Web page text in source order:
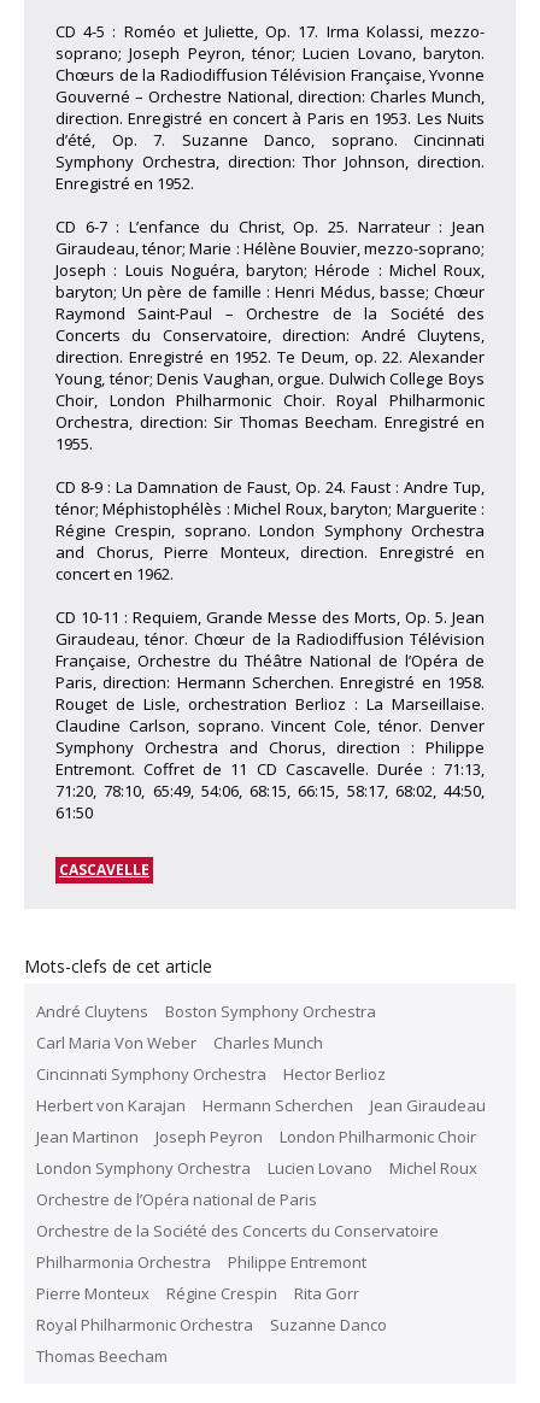
CD 4-5 : Roméo et Juliette, Op. 17. Irma Kolassi, mezzo-
soprano; Joseph Peyron, ténor; Lucien Lovano, baryton.
Chœurs de la Radiodiffusion Télévision Française, Yvonne
Gouverné – Orchestre National, direction: Charles Munch,
direction. Enregistré en concert à Paris en 1953. Les Nuits
d’été, Op. 7. Suzanne Danco, soprano. Cincinnati
Symphony Orchestra, direction: Thor Johnson, direction.
Enregistré en 1952.
CD 6-7 : L’enfance du Christ, Op. 25. Narrateur : Jean
Giraudeau, ténor; Marie : Hélène Bouvier, mezzo-soprano;
Joseph : Louis Noguéra, baryton; Hérode : Michel Roux,
baryton; Un père de famille : Henri Médus, basse; Chœur
Raymond Saint-Paul – Orchestre de la Société des
Concerts du Conservatoire, direction: André Cluytens,
direction. Enregistré en 1952. Te Deum, op. 22. Alexander
Young, ténor; Denis Vaughan, orgue. Dulwich College Boys
Choir, London Philharmonic Choir. Royal Philharmonic
Orchestra, direction: Sir Thomas Beecham. Enregistré en
1955.
CD 8-9 : La Damnation de Faust, Op. 24. Faust : Andre Tup,
ténor; Méphistophélès : Michel Roux, baryton; Marguerite :
Régine Crespin, soprano. London Symphony Orchestra
and Chorus, Pierre Monteux, direction. Enregistré en
concert en 1962.
CD 10-11 : Requiem, Grande Messe des Morts, Op. 5. Jean
Giraudeau, ténor. Chœur de la Radiodiffusion Télévision
Française, Orchestre du Théâtre National de l’Opéra de
Paris, direction: Hermann Scherchen. Enregistré en 1958.
Rouget de Lisle, orchestration Berlioz : La Marseillaise.
Claudine Carlson, soprano. Vincent Cole, ténor. Denver
Symphony Orchestra and Chorus, direction : Philippe
Entremont. Coffret de 11 CD Cascavelle. Durée : 71:13,
71:20, 78:10, 65:49, 54:06, 68:15, 66:15, 58:17, 68:02, 44:50,
61:50
CASCAVELLE
Mots-clefs de cet article
André Cluytens
Boston Symphony Orchestra
Carl Maria Von Weber
Charles Munch
Cincinnati Symphony Orchestra
Hector Berlioz
Herbert von Karajan
Hermann Scherchen
Jean Giraudeau
Jean Martinon
Joseph Peyron
London Philharmonic Choir
London Symphony Orchestra
Lucien Lovano
Michel Roux
Orchestre de l’Opéra national de Paris
Orchestre de la Société des Concerts du Conservatoire
Philharmonia Orchestra
Philippe Entremont
Pierre Monteux
Régine Crespin
Rita Gorr
Royal Philharmonic Orchestra
Suzanne Danco
Thomas Beecham